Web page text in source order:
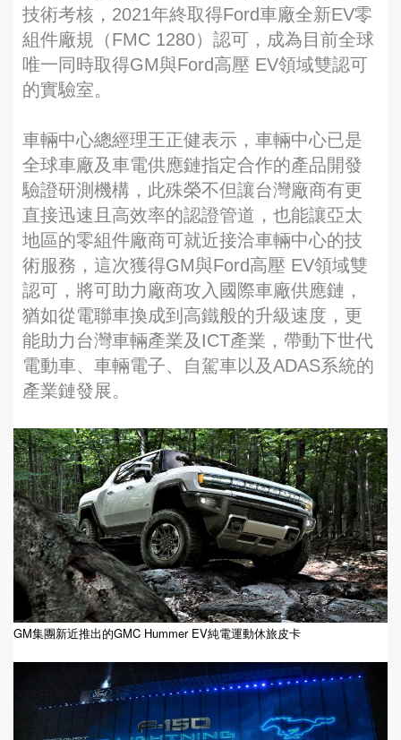
技術考核，2021年終取得Ford車廠全新EV零
組件廠規（FMC 1280）認可，成為目前全球
唯一同時取得GM與Ford高壓 EV領域雙認可
的實驗室。
車輛中心總經理王正健表示，車輛中心已是
全球車廠及車電供應鏈指定合作的產品開發
驗證研測機構，此殊榮不但讓台灣廠商有更
直接迅速且高效率的認證管道，也能讓亞太
地區的零組件廠商可就近接洽車輛中心的技
術服務，這次獲得GM與Ford高壓 EV領域雙
認可，將可助力廠商攻入國際車廠供應鏈，
猶如從電聯車換成到高鐵般的升級速度，更
能助力台灣車輛產業及ICT產業，帶動下世代
電動車、車輛電子、自駕車以及ADAS系統的
產業鏈發展。
GM集團新近推出的GMC Hummer EV純電運動休旅皮卡